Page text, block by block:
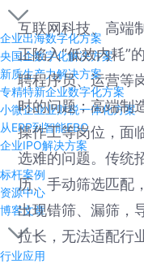
企业出海数字化方案
央国企数字化解决方案
新质生产力解决方案
专精特新企业数字化方案
小微企业业财税一体化方案
从ERP到智能EBC
企业IPO解决方案
标杆案例
资源中心
博客文章
行业应用
互联网科技、高端
正陷入“低效内耗
聘程序员、运营等
时的问题；高端制
操作工等岗位，面
选难的问题。传统
历、手动筛选匹配
出现错筛、漏筛，
拉长，无法适配行